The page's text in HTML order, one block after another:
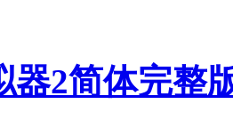
器2简体完整